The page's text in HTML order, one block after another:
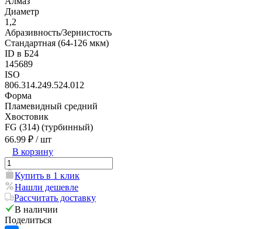
Диаметр
1,2
Абразивность/Зернистость
Стандартная (64-126 мкм)
ID в Б24
145689
ISO
806.314.249.524.012
Форма
Пламевидный средний
Хвостовик
FG (314) (турбинный)
66.99 ₽ / шт
В корзину
Купить в 1 клик
Нашли дешевле
Рассчитать доставку
В наличии
Поделиться